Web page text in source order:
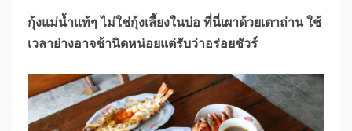
กุ้งแม่น้ำแท้ๆ ไม่ใช่กุ้งเลี้ยงในบ่อ ที่นี่เผาด้วยเตาถ่าน ใช้
เวลาย่างอาจช้านิดหน่อยแต่รับว่าอร่อยชัวร์